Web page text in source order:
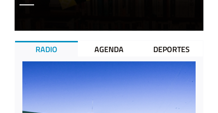
RADIO AGENDA DEPORTES